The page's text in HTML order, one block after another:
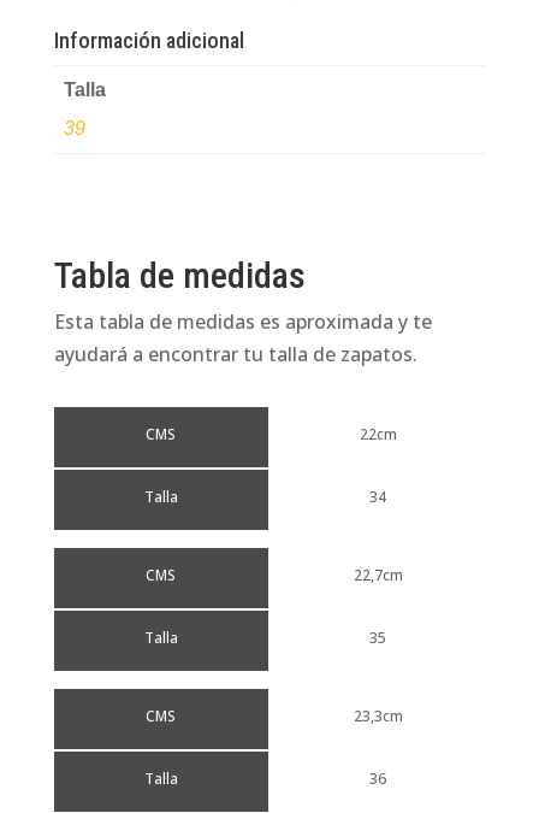
aplique
en
folia
cantidad
Información adicional
Talla
39
Tabla de medidas
Esta tabla de medidas es aproximada y te
ayudará a encontrar tu talla de zapatos.
CMS
Talla
22cm
34
CMS
Talla
22,7cm
35
CMS
Talla
23,3cm
36